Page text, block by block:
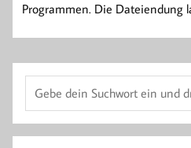
Programmen. Die Dateiendung